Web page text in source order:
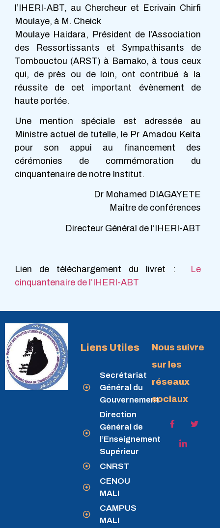
l’IHERI-ABT, au Chercheur et Ecrivain Chirfi
Moulaye, à M. Cheick
Moulaye Haidara, Président de l’Association
des Ressortissants et Sympathisants de
Tombouctou (ARST) à Bamako, à tous ceux
qui, de près ou de loin, ont contribué à la
réussite de cet important évènement de
haute portée.
Une mention spéciale est adressée au
Ministre actuel de tutelle, le Pr Amadou Keita
pour son appui au financement des
cérémonies de commémoration du
cinquantenaire de notre Institut.
Dr Mohamed DIAGAYETE
Maître de conférences
Directeur Général de l’IHERI-ABT
Lien de téléchargement du livret :
Le
cinquantenaire de l’IHERI-ABT
Liens Utiles
Secrétariat
Général du
Gouvernement
Direction
Général de
l’Enseignement
Supérieur
CNRST
CENOU
MALI
CAMPUS
MALI
Nous suivre
sur les
réseaux
sociaux